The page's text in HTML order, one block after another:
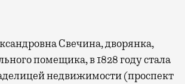
Свечина, дворянка,
помещика, в 1828 году стала
недвижимости (проспект